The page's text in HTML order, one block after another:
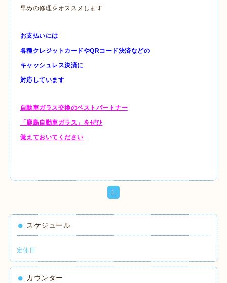
早めの修理をオススメします
お支払いには
各種クレジットカードやQRコード決済などの
キャッシュレス決済に
対応しています
自動車ガラス交換のベストパートナー
「鹿島自動車ガラス」をぜひ
覚えておいてください
1
スケジュール
定休日
カウンター